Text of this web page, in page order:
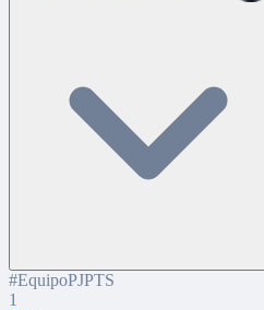
#EquipoPJPTS
1